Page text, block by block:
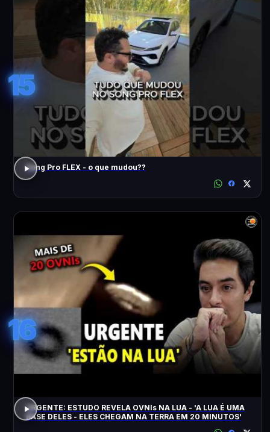
15
Song Pro FLEX - o que mudou??
16
URGENTE: ESTUDO REVELA OVNIs NA LUA - 'A LUA É UMA
BASE DELES - ELES CHEGAM NA TERRA EM 20 MINUTOS'